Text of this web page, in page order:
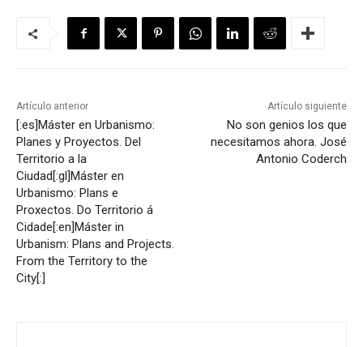
Artículo anterior
[:es]Máster en Urbanismo:
Planes y Proyectos. Del
Territorio a la
Ciudad[:gl]Máster en
Urbanismo: Plans e
Proxectos. Do Territorio á
Cidade[:en]Máster in
Urbanism: Plans and Projects.
From the Territory to the
City[:]
Artículo siguiente
No son genios los que
necesitamos ahora. José
Antonio Coderch